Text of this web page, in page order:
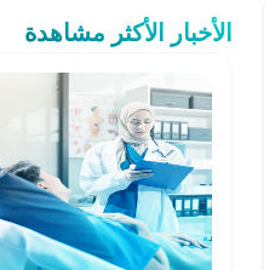
الأخبار الأكثر مشاهدة